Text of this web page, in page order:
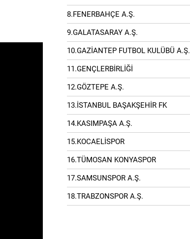
8.FENERBAHÇE A.Ş.
9.GALATASARAY A.Ş.
10.GAZİANTEP FUTBOL KULÜBÜ A.Ş.
11.GENÇLERBİRLİĞİ
12.GÖZTEPE A.Ş.
13.İSTANBUL BAŞAKŞEHİR FK
14.KASIMPAŞA A.Ş.
15.KOCAELİSPOR
16.TÜMOSAN KONYASPOR
17.SAMSUNSPOR A.Ş.
18.TRABZONSPOR A.Ş.